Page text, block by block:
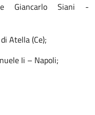
Giancarlo Siani -
Atella (Ce);
Ii – Napoli;